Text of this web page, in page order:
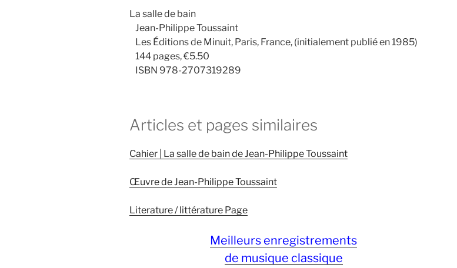
La salle de bain
Jean-Philippe Toussaint
Les Éditions de Minuit, Paris, France, (initialement publié en 1985)
144 pages, €5.50
ISBN 978-2707319289
Articles et pages similaires
Cahier | La salle de bain de Jean-Philippe Toussaint
Œuvre de Jean-Philippe Toussaint
Literature / littérature Page
Meilleurs enregistrements
de musique classique